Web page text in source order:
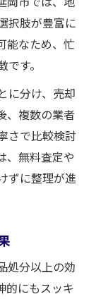
択肢が豊富に
能なため、忙
す。
に分け、売却
、複数の業者
さで比較検討
、無料査定や
ずに整理が進
処分以上の効
的にもスッキ